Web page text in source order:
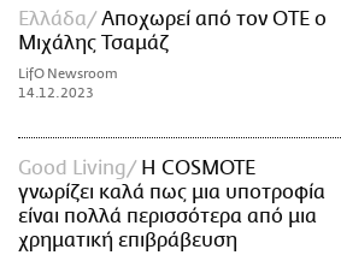
Ελλάδα
Αποχωρεί από τον ΟΤΕ ο
Μιχάλης Τσαμάζ
LifO Newsroom
14.12.2023
Good Living
Η COSMOTE
γνωρίζει καλά πως μια υποτροφία
είναι πολλά περισσότερα από μια
χρηματική επιβράβευση